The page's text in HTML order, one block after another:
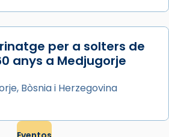
per a solters de
anys a Medjugorje
Bòsnia i Herzegovina